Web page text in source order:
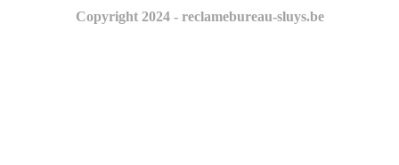
Copyright 2024 - reclamebureau-sluys.be